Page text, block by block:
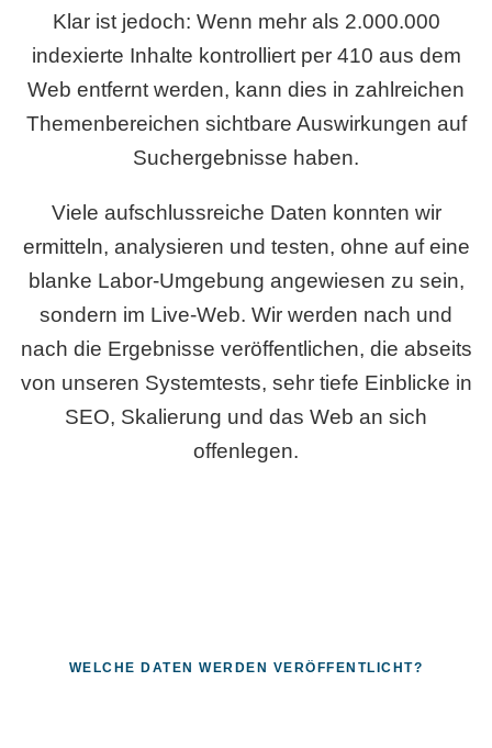
Klar ist jedoch: Wenn mehr als 2.000.000
indexierte Inhalte kontrolliert per 410 aus dem
Web entfernt werden, kann dies in zahlreichen
Themenbereichen sichtbare Auswirkungen auf
Suchergebnisse haben.
Viele aufschlussreiche Daten konnten wir
ermitteln, analysieren und testen, ohne auf eine
blanke Labor-Umgebung angewiesen zu sein,
sondern im Live-Web. Wir werden nach und
nach die Ergebnisse veröffentlichen, die abseits
von unseren Systemtests, sehr tiefe Einblicke in
SEO, Skalierung und das Web an sich
offenlegen.
WELCHE DATEN WERDEN VERÖFFENTLICHT?